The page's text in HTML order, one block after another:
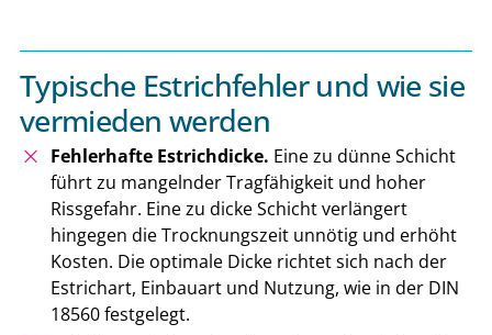
Typische Estrichfehler und wie sie
vermieden werden
Fehlerhafte Estrichdicke. Eine zu dünne Schicht
führt zu mangelnder Tragfähigkeit und hoher
Rissgefahr. Eine zu dicke Schicht verlängert
hingegen die Trocknungszeit unnötig und erhöht
Kosten. Die optimale Dicke richtet sich nach der
Estrichart, Einbauart und Nutzung, wie in der DIN
18560 festgelegt.